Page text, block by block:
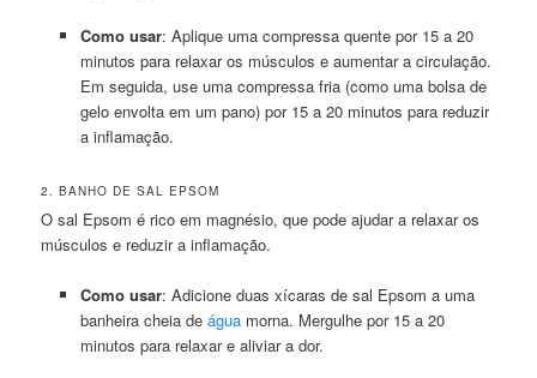
Como usar: Aplique uma compressa quente por 15 a 20
minutos para relaxar os músculos e aumentar a circulação.
Em seguida, use uma compressa fria (como uma bolsa de
gelo envolta em um pano) por 15 a 20 minutos para reduzir
a inflamação.
2. BANHO DE SAL EPSOM
O sal Epsom é rico em magnésio, que pode ajudar a relaxar os
músculos e reduzir a inflamação.
Como usar: Adicione duas xícaras de sal Epsom a uma
banheira cheia de águamorna. Mergulhe por 15 a 20
minutos para relaxar e aliviar a dor.